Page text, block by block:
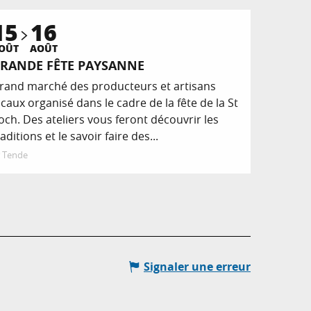
16
AOÛT
FÊTE PAYSANNE
marché des producteurs et artisans
organisé dans le cadre de la fête de la St
Des ateliers vous feront découvrir les
et le savoir faire des...
Tende
Signaler une erreur